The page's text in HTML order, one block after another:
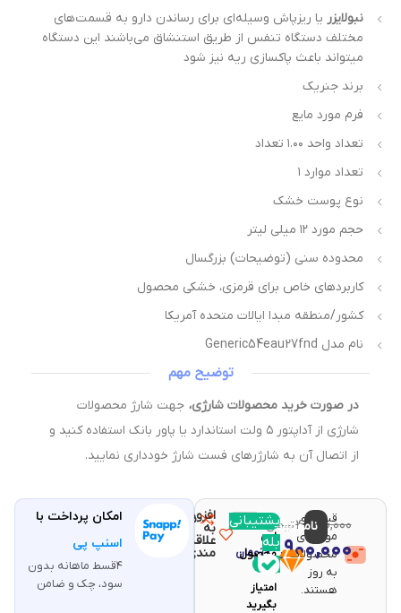
نبولایزریا ریزپاش وسیله‌ای برای رساندن دارو به قسمت‌های
مختلف دستگاه تنفس از طریق استنشاق می‌باشند این دستگاه
میتواند باعث پاکسازی ریه نیز شود
برند جنریک
فرم مورد مایع
تعداد واحد ۱.۰۰ تعداد
تعداد موارد ۱
نوع پوست خشک
حجم مورد ۱۲ میلی لیتر
محدوده سنی (توضیحات) بزرگسال
کاربردهای خاص برای قرمزی، خشکی محصول
کشور/منطقه مبدا ایالات متحده آمریکا
نام مدل Generic54eau27fnd
توضیح مهم
در صورت خرید محصولات شارژی،جهت شارژ محصولات
شارژی از آداپتور ۵ ولت استاندارد یا پاور بانک استفاده کنید و
از اتصال آن به شارژرهای فست شارژ خودداری نمایید.
قیمت و
موجودی
محصولات
به روز
هستند.
۴,۳۷۰,۰۰۰ تومان
۳,۹۰۰,۰۰۰تومان
ناموجودبا خرید
این
محصول
۷۸
امتیاز
بگیرید
پشتیبانی
بله
افزودن
به
علاقه
مندی
مقایسه
امکان پرداخت با
اسنپ پی
۴قسط ماهانه بدون
سود، چک و ضامن